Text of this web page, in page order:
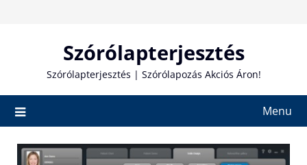
Szórólapterjesztés
Szórólapterjesztés | Szórólapozás Akciós Áron!
Menu